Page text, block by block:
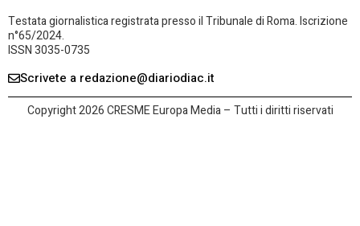
Testata giornalistica registrata presso il Tribunale di Roma. Iscrizione
n°65/2024.
ISSN 3035-0735
Scrivete a redazione@diariodiac.it
Copyright 2026 CRESME Europa Media – Tutti i diritti riservati